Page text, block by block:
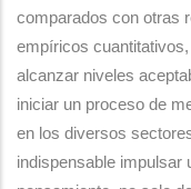
comparados con otras
empíricos
alcanzar niveles
iniciar un proceso de
en los diversos
indispensable impulsar